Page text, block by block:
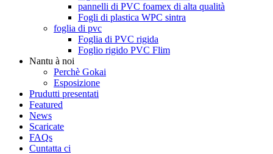
pannelli di PVC foamex di alta qualità
Fogli di plastica WPC sintra
foglia di pvc
Foglia di PVC rigida
Foglio rigido PVC Flim
Nantu à noi
Perchè Gokai
Esposizione
Prudutti presentati
Featured
News
Scaricate
FAQs
Cuntatta ci